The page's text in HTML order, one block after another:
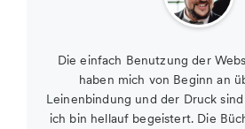
Die einfach Benutzung der
haben mich von Beginn an
Leinenbindung und der Druck
ich bin hellauf begeistert. Die